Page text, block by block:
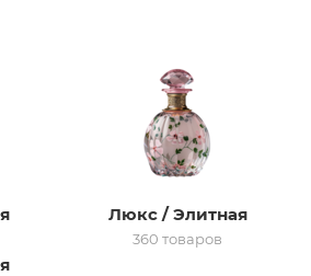
Люкс / Элитная
360 товаров